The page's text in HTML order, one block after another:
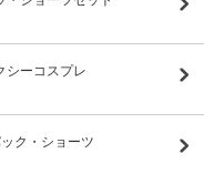
シーコスプレ
ク・ショーツ